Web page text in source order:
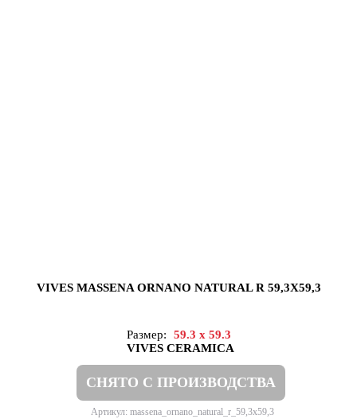
VIVES MASSENA ORNANO NATURAL R 59,3X59,3
Размер:
59.3 x 59.3
VIVES CERAMICA
СНЯТО С ПРОИЗВОДСТВА
Артикул: massena_ornano_natural_r_59,3x59,3